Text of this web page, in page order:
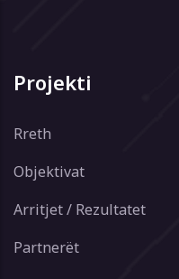
Projekti
Rreth
Objektivat
Arritjet / Rezultatet
Partnerët